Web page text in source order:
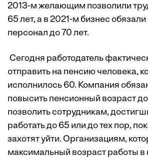
2013-м желающим позволили
65 лет, а в 2021-м бизнес
персонал до 70 лет.
Сегодня работодатель
отправить на пенсию человека,
исполнилось 60. Компания
повысить пенсионный возраст
позволить сотрудникам,
работать до 65 или до тех пор,
захотят уйти. Организациям,
максимальный возраст работы в